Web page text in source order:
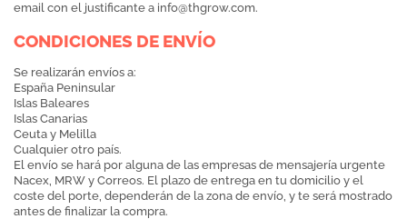
email con el justificante a info@thgrow.com.
CONDICIONES DE ENVÍO
Se realizarán envíos a:
España Peninsular
Islas Baleares
Islas Canarias
Ceuta y Melilla
Cualquier otro país.
El envío se hará por alguna de las empresas de mensajería urgente
Nacex, MRW y Correos. El plazo de entrega en tu domicilio y el
coste del porte, dependerán de la zona de envío, y te será mostrado
antes de finalizar la compra.